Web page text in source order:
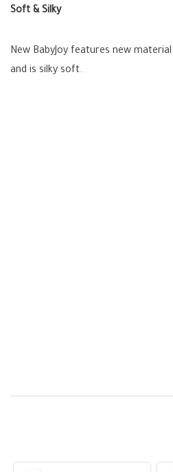
Soft & Silky
New BabyJoy features new
and is silky soft.